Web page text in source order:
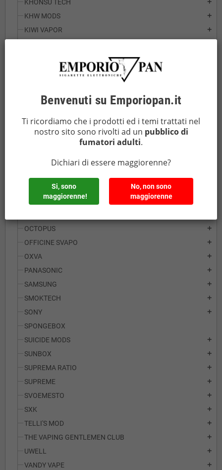
KHONSU TECH add
KHW MODS add
KIWI VAPOR add
LION BY LA TABACCHERIA
LOST MARY
LOST VAPE
MOD MAKER
MOLICEL
MONSTER VAPE
OCTOPUS add
OFFICINE SVAPO add
OXVA add
PANASONIC add
SAMSUNG add
SMOKTECH add
SONY add
SPONGEBOX
SUICIDE MODS
add
SUNBOX add
SUPREMA RATIO add
SUPREME add
SVOEMESTO add
SXK add
TELLI'S MOD add
THE VAPING GENTLEMEN CLUB add
UWELL add
VANDY VAPE add
Benvenuti su Emporiopan.it
Ti ricordiamo che i prodotti ed i temi trattati nel
nostro sito sono rivolti ad un pubblico di
fumatori adulti.
Dichiari di essere maggiorenne?
Si, sono
maggiorenne!
No, non sono
maggiorenne